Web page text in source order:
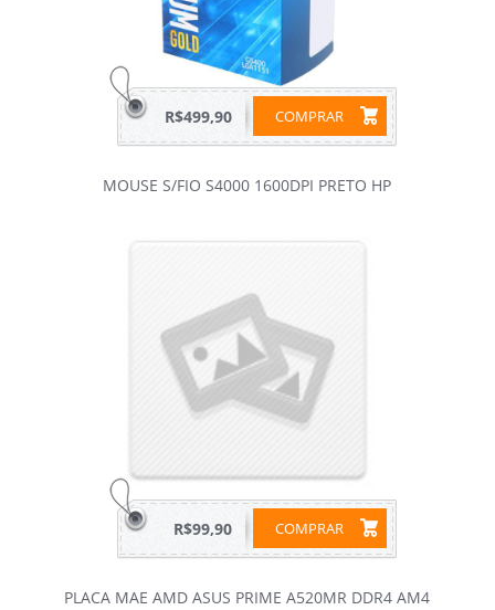
COMPRAR
R$499,90
MOUSE S/FIO S4000 1600DPI PRETO HP
COMPRAR
R$99,90
PLACA MAE AMD ASUS PRIME A520MR DDR4 AM4